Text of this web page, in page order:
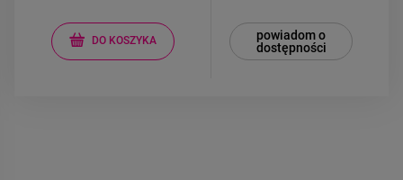
DO KOSZYKA
DO KOSZYKA
powiadom o
dostępności